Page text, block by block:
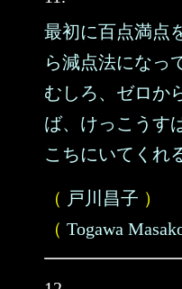
最初に百点満点
ら減点法になっ
むしろ、ゼロか
ば、けっこうす
こちにいてくれ
（ 戸川昌子 ）
（ Togawa